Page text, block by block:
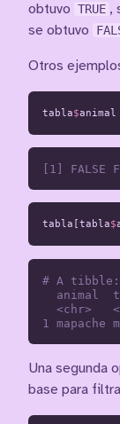
obtuvo TRUE ,
se obtuvo
Otros
tabla$animal
tabla[tabla$
# A
animal
<chr>
Una segunda
base para